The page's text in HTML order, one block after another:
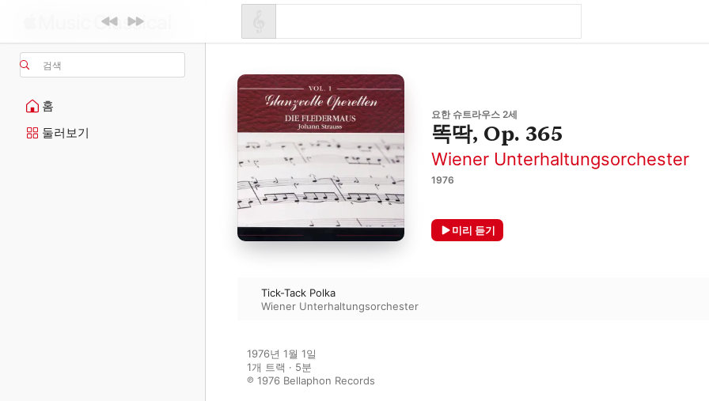
검색
홈
둘러보기
요한 슈트라우스 2세
똑딱, Op. 365
Wiener Unterhaltungsorchester
1976
미리 듣기
Tick-Tack Polka
Wiener Unterhaltungsorchester
1976년 1월 1일
1개 트랙 · 5분
℗ 1976 Bellaphon Records